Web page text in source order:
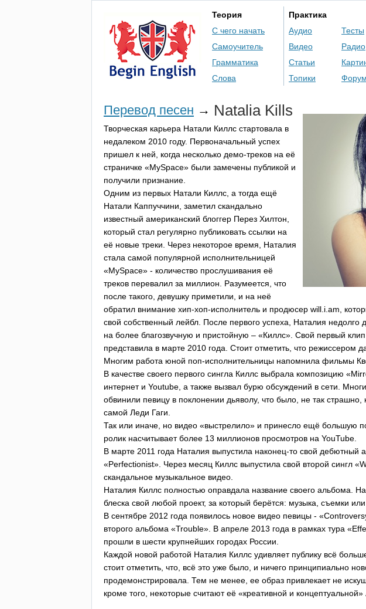
Теория
С чего начать
Самоучитель
Грамматика
Слова
Практика
Аудио
Видео
Статьи
Топики
Тесты
Радио
Форум
Перевод песен → Natalia Kills
Творческая карьера Натали Киллс стартовала в
недалеком 2010 году. Первоначальный успех
пришел к ней, когда несколько демо-треков на её
страничке «MySpace» были замечены публикой и
получили признание.
Одним из первых Натали Киллс, а тогда ещё
Натали Каппуччини, заметил скандально
известный американский блоггер Перез Хилтон,
который стал регулярно публиковать ссылки на
её новые треки. Через некоторое время, Наталия
стала самой популярной исполнительницей
«MySpace» - количество прослушивания её
треков перевалил за миллион. Разумеется, что
после такого, девушку приметили, и на неё
обратил внимание хип-хоп-исполнитель и продюсер will.i.am,
свой собственный лейбл. После первого успеха, Наталия
на более благозвучную и пристойную – «Киллс». Свой первый
представила в марте 2010 года. Стоит отметить, что режиссером
Многим работа юной поп-исполнительницы напомнила фильмы
В качестве своего первого сингла Киллс выбрала композицию «
интернет и Youtube, а также вызвал бурю обсуждений в сети.
обвинили певицу в поклонении дьяволу, что было, не так страшно,
самой Леди Гаги.
Так или иначе, но видео «выстрелило» и принесло ещё большую
ролик насчитывает более 13 миллионов просмотров на YouTube.
В марте 2011 года Наталия выпустила наконец-то свой дебютный
«Perfectionist». Через месяц Киллс выпустила свой второй сингл «
скандальное музыкальное видео.
Наталия Киллс полностью оправдала название своего альбома.
блеска свой любой проект, за который берётся: музыка, съемки
В сентябре 2012 года появилось новое видео певицы - «
второго альбома «Trouble». В апреле 2013 года в рамках тура «
прошли в шести крупнейших городах России.
Каждой новой работой Наталия Киллс удивляет публику всё
стоит отметить, что, всё это уже было, и ничего принципиально
продемонстрировала. Тем не менее, ее образ привлекает не
кроме того, некоторые считают её «креативной и концептуальной»